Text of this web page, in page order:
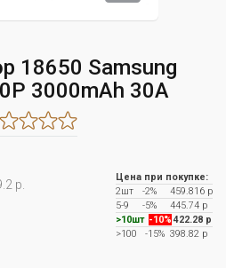
18650 Samsung
3000mAh 30A
р.
Цена при покупке:
2шт
-2%
459.816 р
5-9
-5%
445.74 р
>10шт -10% 422.28 р
>100
-15% 398.82 р